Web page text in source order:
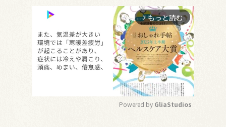
arrow_forward_ios もっと読む
Powered by GliaStudios